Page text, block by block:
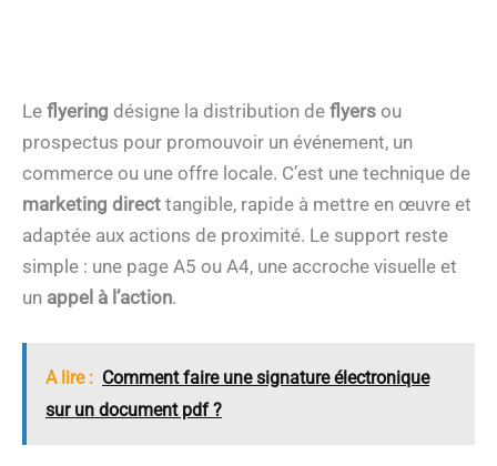
Le flyering désigne la distribution de flyers ou
prospectus pour promouvoir un événement, un
commerce ou une offre locale. C’est une technique de
marketing direct tangible, rapide à mettre en œuvre et
adaptée aux actions de proximité. Le support reste
simple : une page A5 ou A4, une accroche visuelle et
un appel à l’action.
A lire : Comment faire une signature électronique
sur un document pdf ?